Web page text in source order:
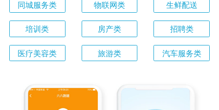
同城服务类 物联网类 生鲜配送
培训类 房产类 招聘类
医疗美容类 旅游类 汽车服务类